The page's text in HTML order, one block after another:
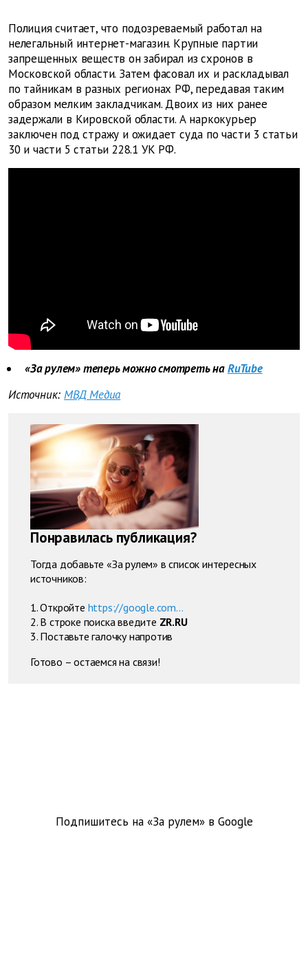
Полиция считает, что подозреваемый работал на
нелегальный интернет-магазин. Крупные партии
запрещенных веществ он забирал из схронов в
Московской области. Затем фасовал их и раскладывал
по тайникам в разных регионах РФ, передавая таким
образом мелким закладчикам. Двоих из них ранее
задержали в Кировской области. А наркокурьер
заключен под стражу и ожидает суда по части 3 статьи
30 и части 5 статьи 228.1 УК РФ.
«За рулем» теперь можно смотреть наRuTube
Источник: МВД Медиа
Понравилась публикация?
Тогда добавьте «За рулем» в список интересных
источников:
1. Откройте https://google.com...
2. В строке поиска введите ZR.RU
3. Поставьте галочку напротив
Готово – остаемся на связи!
Подпишитесь на «За рулем» в Google